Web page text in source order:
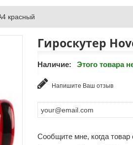
красный
Гироскутер
Наличие: Этого товара
Напишите Ваш отзыв
Сообщите мне, когда товар